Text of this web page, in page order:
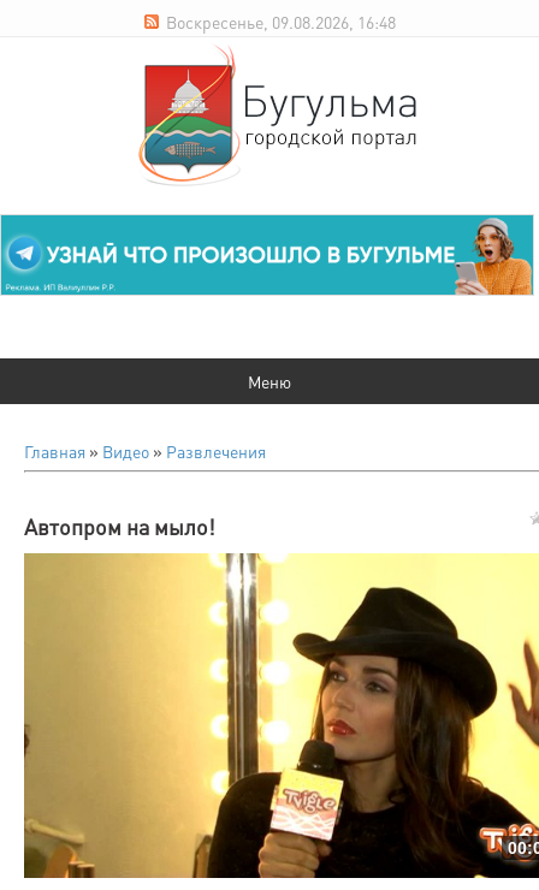
Воскресенье, 09.08.2026, 16:48
Главная » Видео » Развлечения
Автопром на мыло!